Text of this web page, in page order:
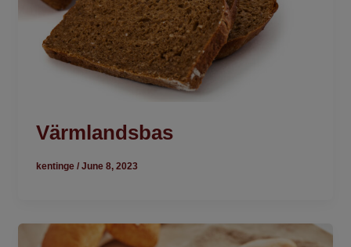
Värmlandsbas
kentinge / June 8, 2023